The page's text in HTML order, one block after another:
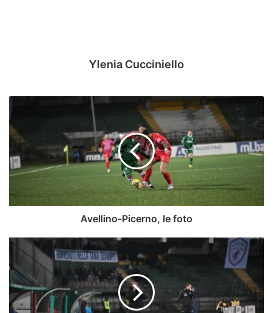
Ylenia Cucciniello
le
foto
Avellino-Picerno, le foto
Avellino-
Picerno
1-
0,
Biancolino:
"Vittoria